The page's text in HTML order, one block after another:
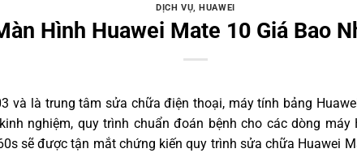
DỊCH VỤ, HUAWEI
Hình Huawei Mate 10 Giá Bao
và là trung tâm sửa chữa điện thoại, máy tính bảng
nghiệm, quy trình chuẩn đoán bệnh cho các dòng máy
sẽ được tận mắt chứng kiến quy trình sửa chữa Huawei